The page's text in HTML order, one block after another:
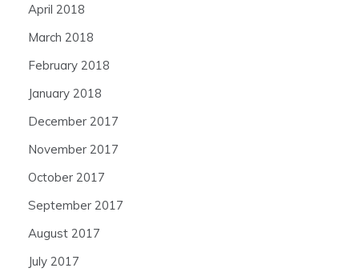
April 2018
March 2018
February 2018
January 2018
December 2017
November 2017
October 2017
September 2017
August 2017
July 2017